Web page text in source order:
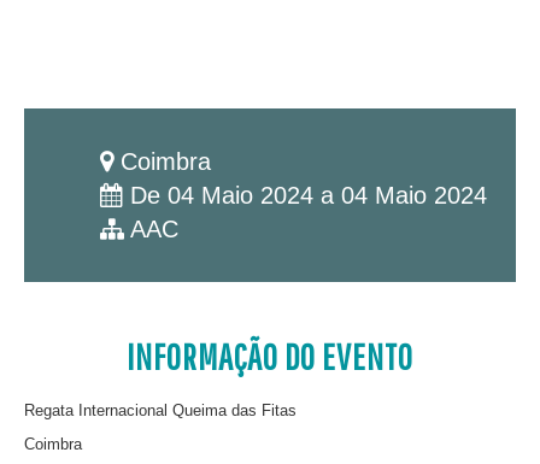
Coimbra
De 04 Maio 2024 a 04 Maio 2024
AAC
INFORMAÇÃO DO EVENTO
Regata Internacional Queima das Fitas
Coimbra